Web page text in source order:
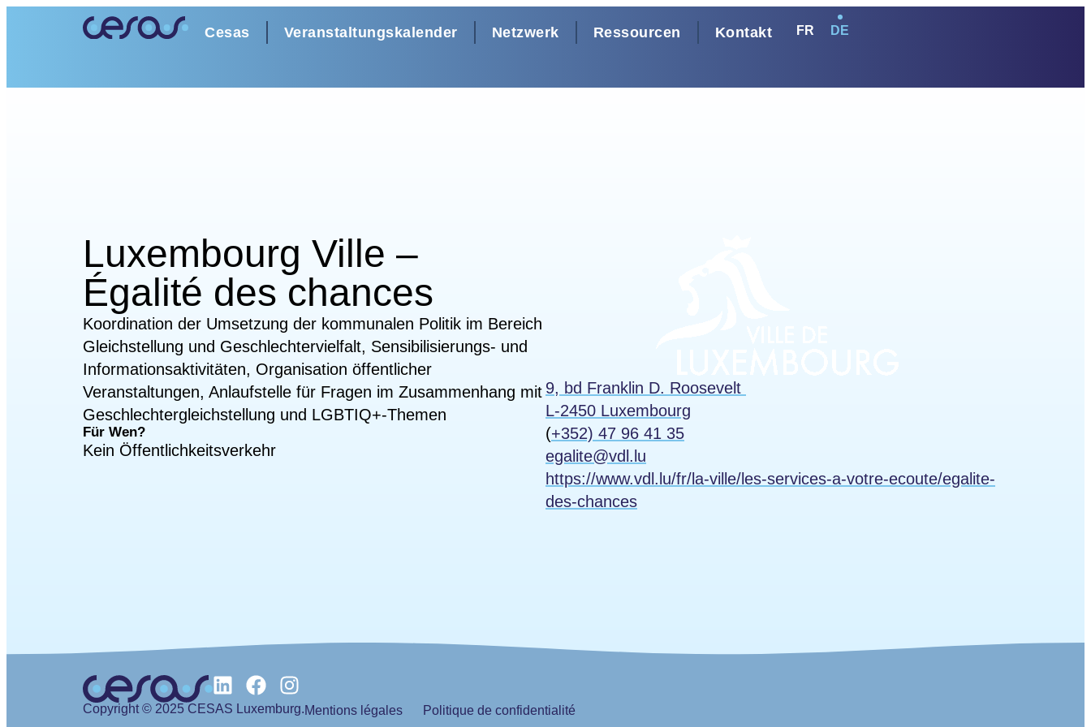
Cesas Veranstaltungskalender Netzwerk Ressourcen Kontakt FR DE
Luxembourg Ville –
Égalité des chances
Koordination der Umsetzung der kommunalen Politik im Bereich
Gleichstellung und Geschlechtervielfalt, Sensibilisierungs- und
Informationsaktivitäten, Organisation öffentlicher
Veranstaltungen, Anlaufstelle für Fragen im Zusammenhang mit
Geschlechtergleichstellung und LGBTIQ+-Themen
Für Wen?
Kein Öffentlichkeitsverkehr
9, bd Franklin D. Roosevelt
L-2450 Luxembourg
(+352) 47 96 41 35
egalite@vdl.lu
https://www.vdl.lu/fr/la-ville/les-services-a-votre-ecoute/egalite-
des-chances
Copyright © 2025 CESAS Luxemburg.Mentions légales Politique de confidentialité